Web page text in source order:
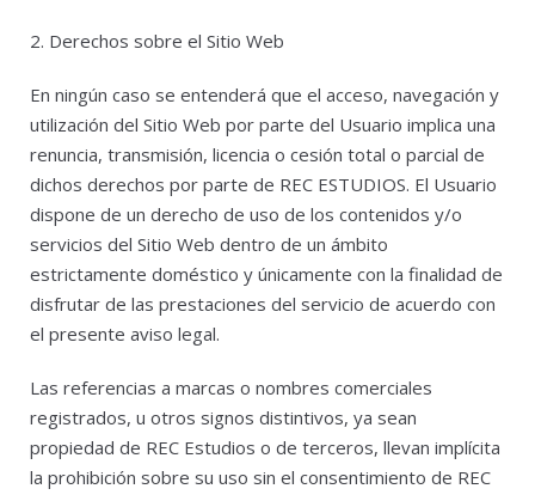
2. Derechos sobre el Sitio Web
En ningún caso se entenderá que el acceso, navegación y
utilización del Sitio Web por parte del Usuario implica una
renuncia, transmisión, licencia o cesión total o parcial de
dichos derechos por parte de REC ESTUDIOS. El Usuario
dispone de un derecho de uso de los contenidos y/o
servicios del Sitio Web dentro de un ámbito
estrictamente doméstico y únicamente con la finalidad de
disfrutar de las prestaciones del servicio de acuerdo con
el presente aviso legal.
Las referencias a marcas o nombres comerciales
registrados, u otros signos distintivos, ya sean
propiedad de REC Estudios o de terceros, llevan implícita
la prohibición sobre su uso sin el consentimiento de REC